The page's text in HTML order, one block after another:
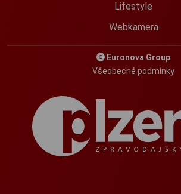
Lifestyle
Webkamera
Euronova Group
Všeobecné podmínky